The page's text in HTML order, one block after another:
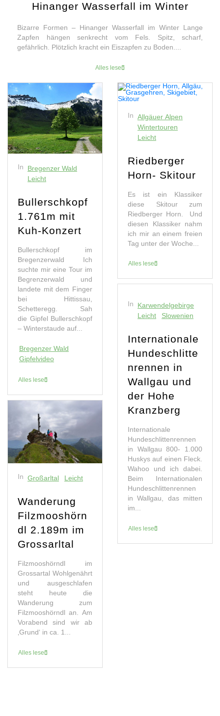
Hinanger Wasserfall im Winter
Bizarre Formen – Hinanger Wasserfall im Winter Lange
Zapfen hängen senkrecht vom Fels. Spitz, scharf,
gefährlich. Plötzlich kracht ein Eiszapfen zu Boden....
Alles lesen
In
Bregenzer Wald
Leicht
Bullerschkopf
1.761m mit
Kuh-Konzert
Bullerschkopf im
Bregenzerwald Ich
suchte mir eine Tour im
Begrenzerwald und
landete mit dem Finger
bei Hittissau,
Schetteregg. Sah
die Gipfel Bullerschkopf
– Winterstaude auf...
Bregenzer Wald
Gipfelvideo
Alles lesen
In Großarltal Leicht
Wanderung
Filzmooshörn
dl 2.189m im
Grossarltal
Filzmooshörndl im
Grossartal Wohlgenährt
und ausgeschlafen
steht heute die
Wanderung zum
Filzmooshörndl an. Am
Vorabend sind wir ab
‚Grund‘ in ca. 1...
Alles lesen
In Allgäuer Alpen
Wintertouren
Leicht
Riedberger
Horn- Skitour
Es ist ein Klassiker
diese Skitour zum
Riedberger Horn. Und
diesen Klassiker nahm
ich mir an einem freien
Tag unter der Woche...
Alles lesen
In
Karwendelgebirge
Leicht
Slowenien
Internationale
Hundeschlitte
nrennen in
Wallgau und
der Hohe
Kranzberg
Internationale
Hundeschlittenrennen
in Wallgau 800- 1.000
Huskys auf einen Fleck.
Wahoo und ich dabei.
Beim Internationalen
Hundeschlittenrennen
in Wallgau, das mitten
im...
Alles lesen